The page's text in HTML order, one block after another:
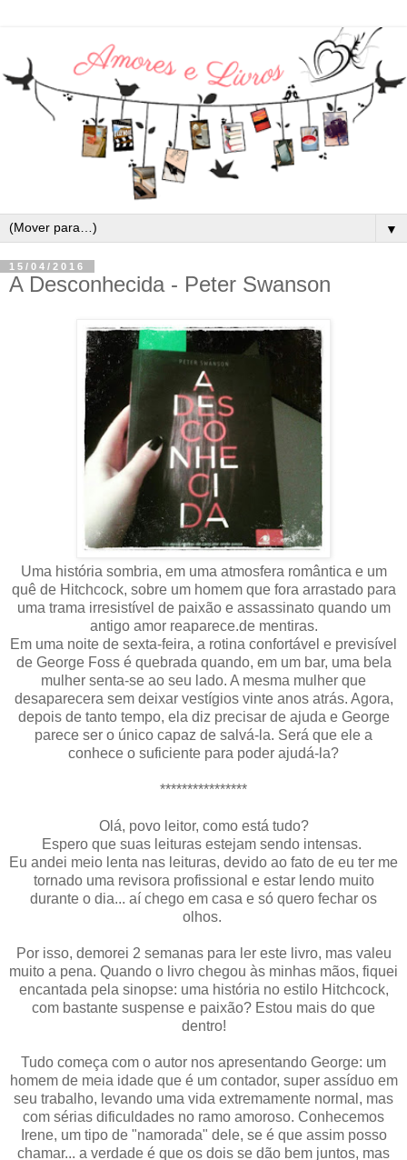
▼
15/04/2016
A Desconhecida - Peter Swanson
Uma história sombria, em uma atmosfera romântica e um
quê de Hitchcock, sobre um homem que fora arrastado para
uma trama irresistível de paixão e assassinato quando um
antigo amor reaparece.de mentiras.
Em uma noite de sexta-feira, a rotina confortável e previsível
de George Foss é quebrada quando, em um bar, uma bela
mulher senta-se ao seu lado. A mesma mulher que
desaparecera sem deixar vestígios vinte anos atrás. Agora,
depois de tanto tempo, ela diz precisar de ajuda e George
parece ser o único capaz de salvá-la. Será que ele a
conhece o suficiente para poder ajudá-la?
****************
Olá, povo leitor, como está tudo?
Espero que suas leituras estejam sendo intensas.
Eu andei meio lenta nas leituras, devido ao fato de eu ter me
tornado uma revisora profissional e estar lendo muito
durante o dia... aí chego em casa e só quero fechar os
olhos.
Por isso, demorei 2 semanas para ler este livro, mas valeu
muito a pena. Quando o livro chegou às minhas mãos, fiquei
encantada pela sinopse: uma história no estilo Hitchcock,
com bastante suspense e paixão? Estou mais do que
dentro!
Tudo começa com o autor nos apresentando George: um
homem de meia idade que é um contador, super assíduo em
seu trabalho, levando uma vida extremamente normal, mas
com sérias dificuldades no ramo amoroso. Conhecemos
Irene, um tipo de "namorada" dele, se é que assim posso
chamar... a verdade é que os dois se dão bem juntos, mas